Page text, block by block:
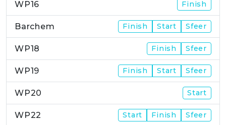
WP16 Finish
Barchem Finish Start Sfeer
WP18 Finish Sfeer
WP19 Finish Start Sfeer
WP20 Start
WP22 Start Finish Sfeer